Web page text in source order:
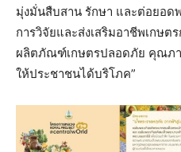
มุ่งมั่นสืบสาน รักษา และต่อยอ
การวิจัยและส่งเสริมอาชีพเกษต
ผลิตภัณฑ์เกษตรปลอดภัย คุณภา
ให้ประชาชนได้บริโภค”